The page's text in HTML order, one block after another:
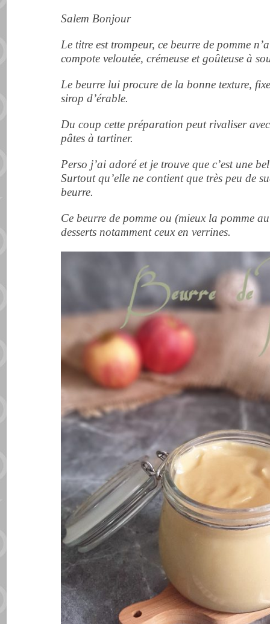
Salem Bonjour
Le titre est trompeur, ce beurre de pomme
compote veloutée, crémeuse et goûteuse à
Le beurre lui procure de la bonne texture,
sirop d’érable.
Du coup cette préparation peut rivaliser
pâtes à tartiner.
Perso j’ai adoré et je trouve que c’est une
Surtout qu’elle ne contient que très peu de
beurre.
Ce beurre de pomme ou (mieux la pomme
desserts notamment ceux en verrines.